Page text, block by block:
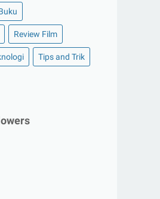
Review Film
Tips and Trik